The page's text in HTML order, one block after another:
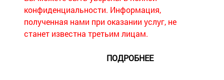
ПОДРОБНЕЕ